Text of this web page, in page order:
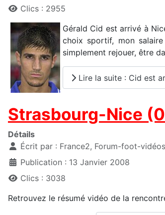
Clics : 2955
Gérald Cid est arrivé à
choix sportif, mon
simplement rejouer, être
Lire la suite : Cid est
Strasbourg-Nice
Détails
Écrit par : France2, Forum-foot-
Publication : 13 Janvier 2008
Clics : 3038
Retrouvez le résumé vidéo de la